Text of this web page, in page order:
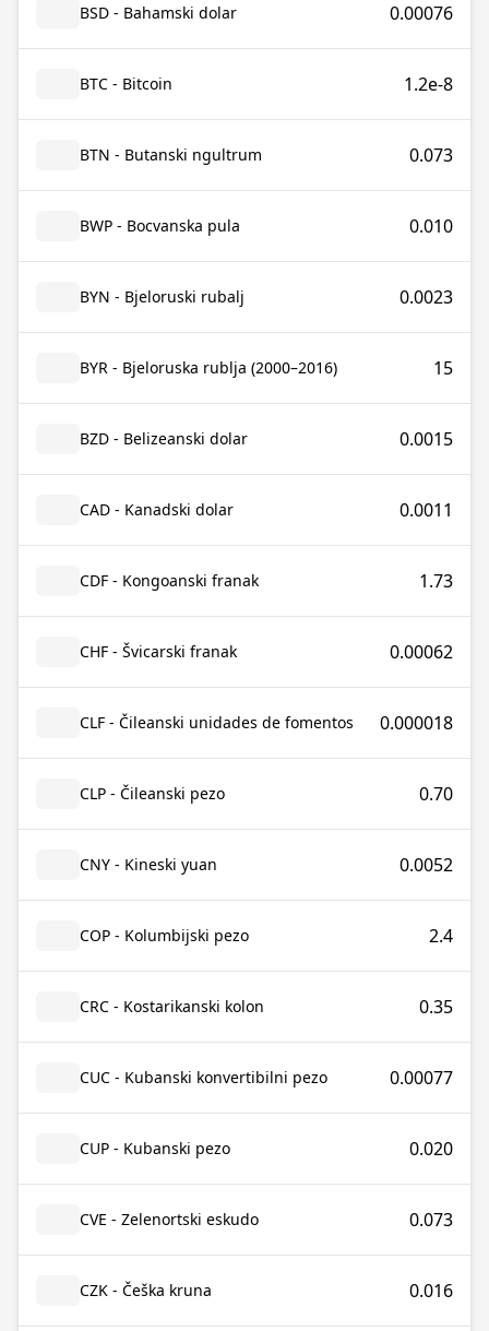
BSD - Bahamski dolar 0.00076
BTC - Bitcoin 1.2e-8
BTN - Butanski ngultrum 0.073
BWP - Bocvanska pula 0.010
BYN - Bjeloruski rubalj 0.0023
BYR - Bjeloruska rublja (2000–2016) 15
BZD - Belizeanski dolar 0.0015
CAD - Kanadski dolar 0.0011
CDF - Kongoanski franak 1.73
CHF - Švicarski franak 0.00062
CLF - Čileanski unidades de fomentos 0.000018
CLP - Čileanski pezo 0.70
CNY - Kineski yuan 0.0052
COP - Kolumbijski pezo 2.4
CRC - Kostarikanski kolon 0.35
CUC - Kubanski konvertibilni pezo 0.00077
CUP - Kubanski pezo 0.020
CVE - Zelenortski eskudo 0.073
CZK - Češka kruna 0.016